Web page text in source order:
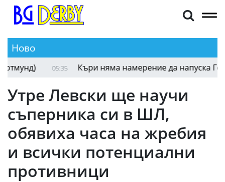
Ново
05:59 Комо привлече защитник от Борусия
Утре Левски ще научи
съперника си в ШЛ,
обявиха часа на жребия
и всички потенциални
противници